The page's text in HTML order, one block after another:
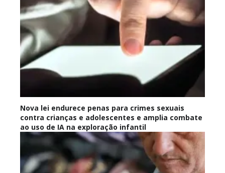
Nova lei endurece penas para crimes sexuais
contra crianças e adolescentes e amplia combate
ao uso de IA na exploração infantil